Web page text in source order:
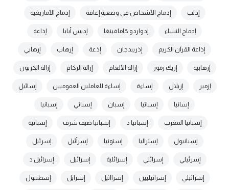
إدلب إدماج الأشخاص في وضعية إعاقة إدماج الأمازيغية
إدماج النساء إدواردو كامافينغا إديس أبابا إذاعة
إذاعة القرآن الكريم إذريبدجان إذعة إرهاب إرهابي
إرهابية إريك زمور إزالة الألغام إزالة الركام إزالة الكربون
إزمير إزيلال إساءة إساءة للعاملين العموميين إسائيل
إسانيا إسباتيا إسبان إسباني إسبانيا
إسبانيا المغرب إسبانيا د إسبانيا ضيف شرف إسبانية
إسبانيول إستراليا إستونيا إسرأئيل إسرئيل
إسرئيلي إسرائلي إسرائلية إسرائيل إسرائيل د
إسرائيلي إسرائيليين إسراائيل إسرايل إسطنبول